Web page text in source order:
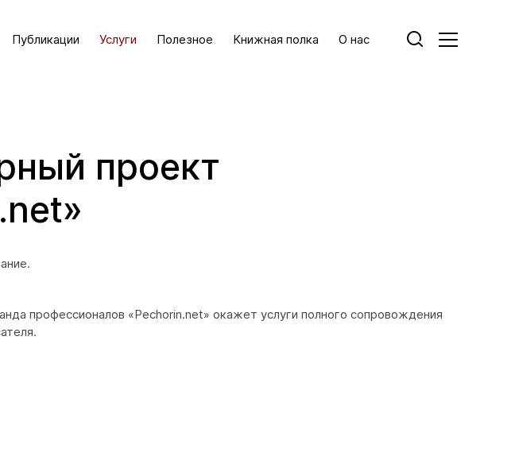
Публикации Услуги Полезное Книжная полка О нас
проект
профессионалов «Pechorin.net» окажет услуги полного сопровождения